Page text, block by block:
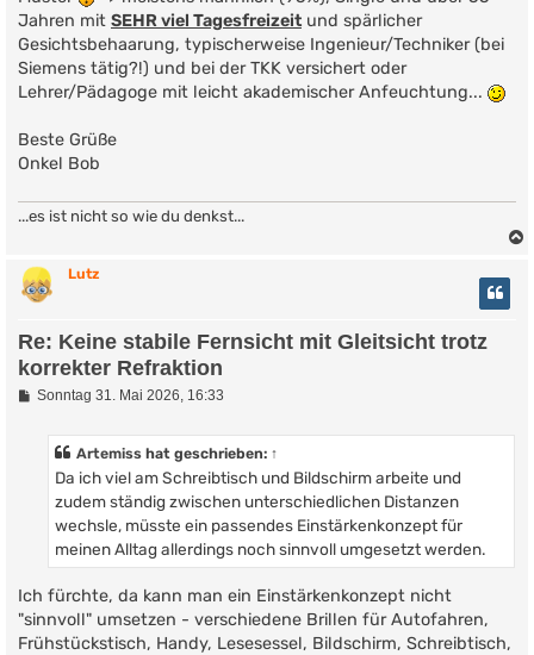
Jahren mit SEHR viel Tagesfreizeit und spärlicher
Gesichtsbehaarung, typischerweise Ingenieur/Techniker (bei
Siemens tätig?!) und bei der TKK versichert oder
Lehrer/Pädagoge mit leicht akademischer Anfeuchtung...
Beste Grüße
Onkel Bob
...es ist nicht so wie du denkst...
Lutz
Re: Keine stabile Fernsicht mit Gleitsicht trotz
korrekter Refraktion
BSonntag 31. Mai 2026, 16:33
Artemiss hat geschrieben: ↑
Da ich viel am Schreibtisch und Bildschirm arbeite und
zudem ständig zwischen unterschiedlichen Distanzen
wechsle, müsste ein passendes Einstärkenkonzept für
meinen Alltag allerdings noch sinnvoll umgesetzt werden.
Ich fürchte, da kann man ein Einstärkenkonzept nicht
"sinnvoll" umsetzen - verschiedene Brillen für Autofahren,
Frühstückstisch, Handy, Lesesessel, Bildschirm, Schreibtisch,